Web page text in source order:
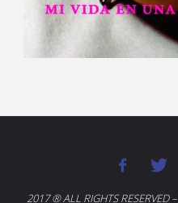
2017 ® ALL RIGHTS RESERVED